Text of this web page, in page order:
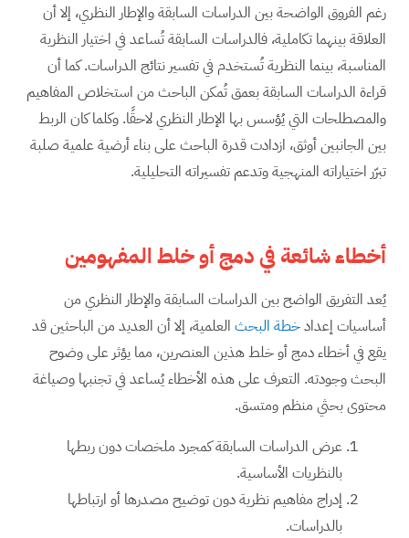
رغم الفروق الواضحة بين الدراسات السابقة والإطار النظري، إلا أن
العلاقة بينهما تكاملية، فالدراسات السابقة تُساعد في اختيار النظرية
المناسبة، بينما النظرية تُستخدم في تفسير نتائج الدراسات. كما أن
قراءة الدراسات السابقة بعمق تُمكن الباحث من استخلاص المفاهيم
والمصطلحات التي يُؤسس بها الإطار النظري لاحقًا. وكلما كان الربط
بين الجانبين أوثق، ازدادت قدرة الباحث على بناء أرضية علمية صلبة
تبرّر اختياراته المنهجية وتدعم تفسيراته التحليلية.
أخطاء شائعة في دمج أو خلط المفهومين
يُعد التفريق الواضح بين الدراسات السابقة والإطار النظري من
أساسيات إعدادخطة البحث العلمية، إلا أن العديد من الباحثين قد
يقع في أخطاء دمج أو خلط هذين العنصرين، مما يؤثر على وضوح
البحث وجودته. التعرف على هذه الأخطاء يُساعد في تجنبها وصياغة
محتوى بحثي منظم ومتسق.
عرض الدراسات السابقة كمجرد ملخصات دون ربطها
بالنظريات الأساسية.
إدراج مفاهيم نظرية دون توضيح مصدرها أو ارتباطها
بالدراسات.